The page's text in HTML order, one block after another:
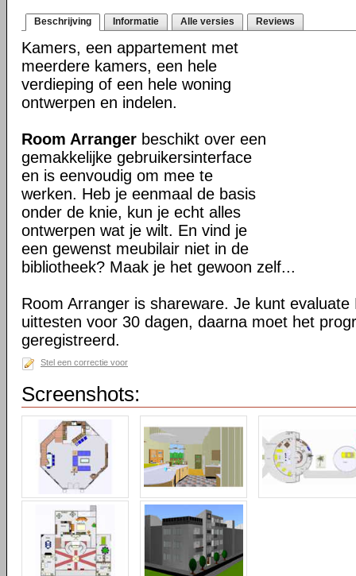
Beschrijving Informatie Alle versies Reviews
Kamers, een appartement met
meerdere kamers, een hele
verdieping of een hele woning
ontwerpen en indelen.
Room Arranger beschikt over een
gemakkelijke gebruikersinterface
en is eenvoudig om mee te
werken. Heb je eenmaal de basis
onder de knie, kun je echt alles
ontwerpen wat je wilt. En vind je
een gewenst meubilair niet in de
bibliotheek? Maak je het gewoon zelf...
Room Arranger is shareware. Je kunt
uittesten voor 30 dagen, daarna moet het
geregistreerd.
Stel een correctie voor
Screenshots: